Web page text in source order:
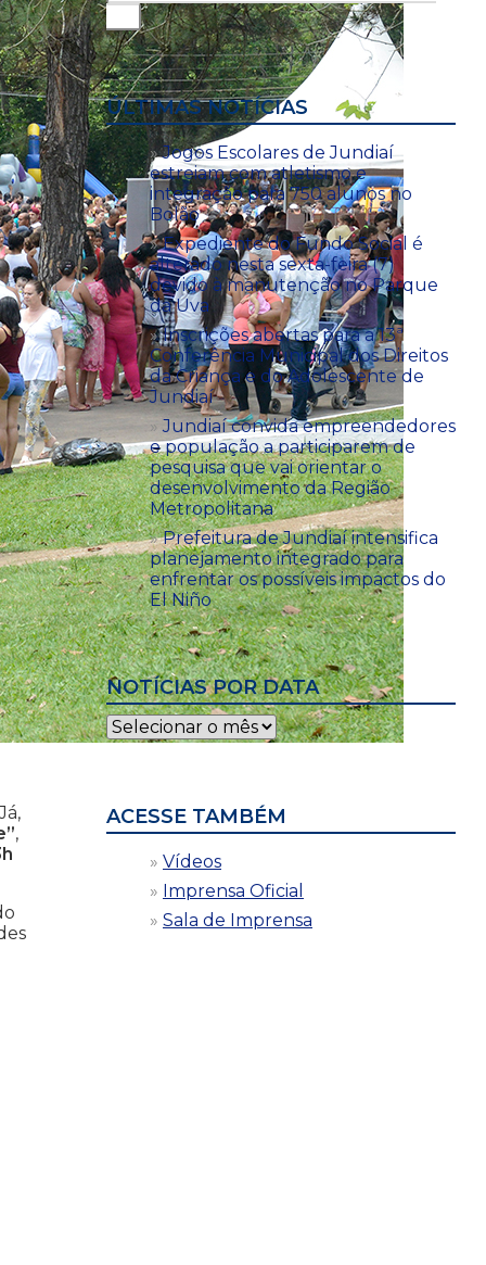
,
ÚLTIMAS NOTÍCIAS
Jogos Escolares de Jundiaí
estreiam com atletismo e
integração para 750 alunos no
Bolão
Expediente do Fundo Social é
alterado nesta sexta-feira (7)
devido à manutenção no Parque
da Uva
Inscrições abertas para a 13ª
Conferência Municipal dos Direitos
da Criança e do Adolescente de
Jundiaí
Jundiaí convida empreendedores
e população a participarem de
pesquisa que vai orientar o
desenvolvimento da Região
Metropolitana
Prefeitura de Jundiaí intensifica
planejamento integrado para
enfrentar os possíveis impactos do
El Niño
NOTÍCIAS POR DATA
Notícias
por
ACESSE TAMBÉM
Vídeos
Imprensa Oficial
Sala de Imprensa